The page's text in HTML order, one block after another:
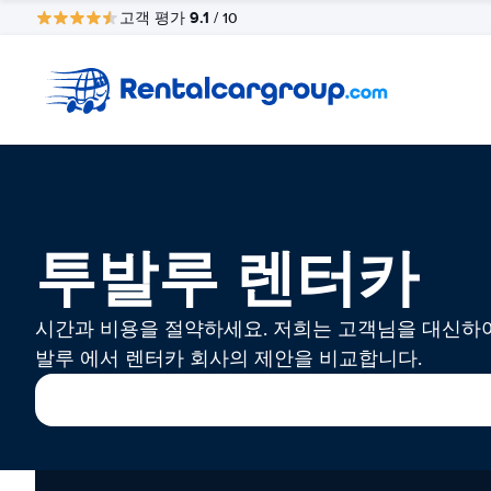
고객 평가 9.1 / 10
투발루 렌터카
시간과 비용을 절약하세요. 저희는 고객님을 대신하
발루 에서 렌터카 회사의 제안을 비교합니다.